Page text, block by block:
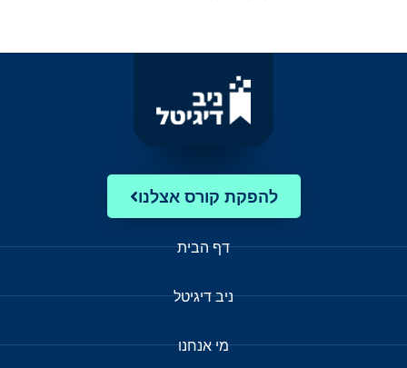
להפקת קורס אצלנו
דף הבית
ניב דיגיטל
מי אנחנו